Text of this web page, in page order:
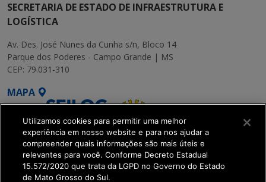
SECRETARIA DE ESTADO DE INFRAESTRUTURA E
LOGÍSTICA
Av. Des. José Nunes da Cunha s/n, Bloco 14
Parque dos Poderes - Campo Grande | MS
CEP: 79.031-310
MAPA
SETDIG | Secretaria-
Utilizamos cookies para permitir uma melhor
experiência em nosso website e para nos ajudar a
compreender quais informações são mais úteis e
relevantes para você. Conforme Decreto Estadual
15.572/2020 que trata da LGPD no Governo do Estado
de Mato Grosso do Sul.